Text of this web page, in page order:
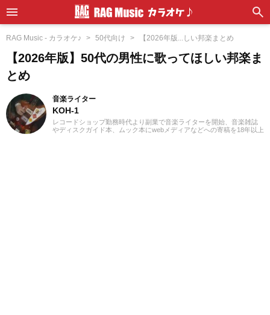
RAG Music - カラオケ♪ 50代向け 【2026年版...しい邦楽まとめ
【2026年版】50代の男性に歌ってほしい邦楽ま
とめ
音楽ライター
KOH-1
レコードショップ勤務時代より副業で音楽ライターを開始、音楽雑誌
やディスクガイド本、ムック本にwebメディアなどへの寄稿を18年以上